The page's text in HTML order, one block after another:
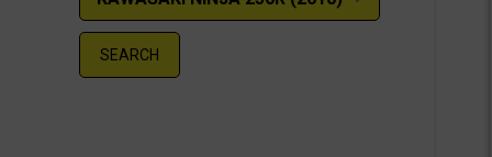
SEARCH